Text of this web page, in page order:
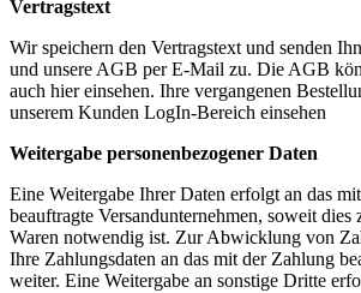
Vertragstext
Wir speichern den Vertragstext und senden
und unsere AGB per E-Mail zu. Die AGB
auch hier einsehen. Ihre vergangenen
unserem Kunden LogIn-Bereich einsehen
Weitergabe personenbezogener Daten
Eine Weitergabe Ihrer Daten erfolgt an das
beauftragte Versandunternehmen, soweit
Waren notwendig ist. Zur Abwicklung von
Ihre Zahlungsdaten an das mit der Zahlung
weiter. Eine Weitergabe an sonstige Dritte